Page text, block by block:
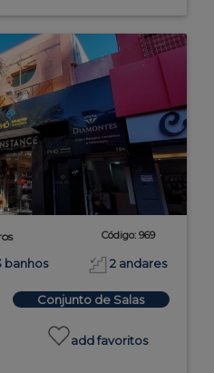
Código: 969
banhos 2 andares
Conjunto de Salas
add favoritos